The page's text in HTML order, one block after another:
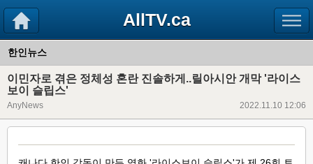
AllTV.ca
한인뉴스
이민자로 겪은 정체성 혼란 진솔하게..릴아시안 개막 '라이스
보이 슬립스'
AnyNews 2022.11.10 12:06